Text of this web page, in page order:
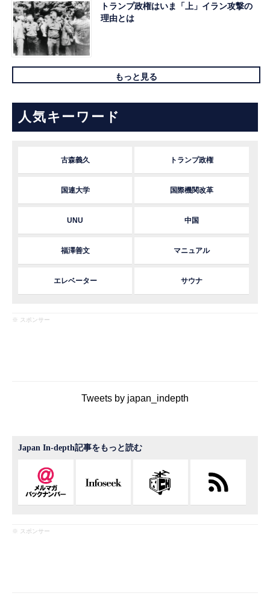
トランプ政権はいま「上」イラン攻撃の
理由とは
もっと見る
人気キーワード
古森義久 トランプ政権
国連大学 国際機関改革
UNU 中国
福澤善文 マニュアル
エレベーター サウナ
※ スポンサー
Tweets by japan_indepth
Japan In-depth記事をもっと読む
※ スポンサー